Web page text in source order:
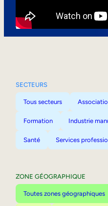
SECTEURS
Tous secteurs
Formation Industrie
Santé Services
ZONE GÉOGRAPHIQUE
Toutes zones géographiques